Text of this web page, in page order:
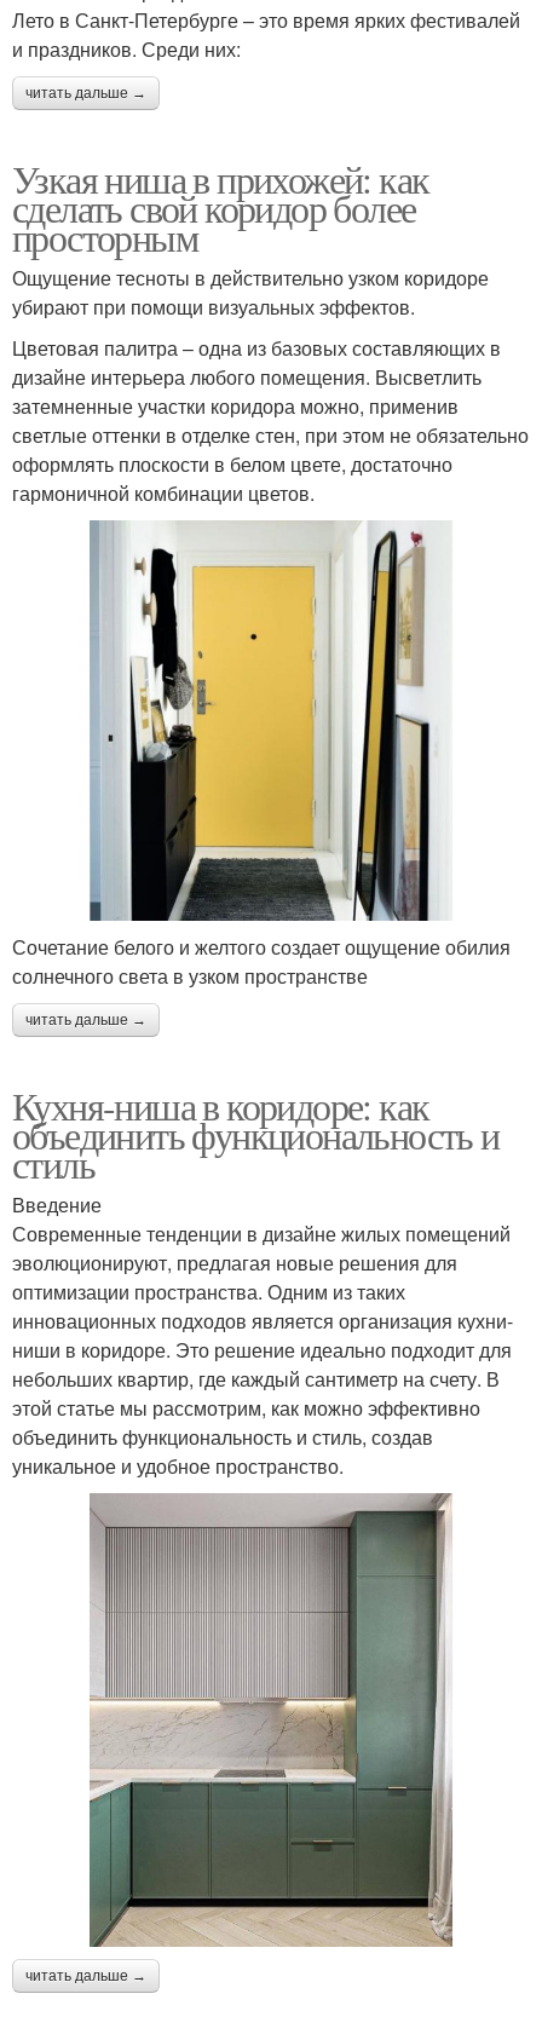
Лето в Санкт-Петербурге – это время ярких фестивалей
и праздников. Среди них:
читать дальше →
Узкая ниша в прихожей: как
сделать свой коридор более
просторным
Ощущение тесноты в действительно узком коридоре
убирают при помощи визуальных эффектов.
Цветовая палитра – одна из базовых составляющих в
дизайне интерьера любого помещения. Высветлить
затемненные участки коридора можно, применив
светлые оттенки в отделке стен, при этом не обязательно
оформлять плоскости в белом цвете, достаточно
гармоничной комбинации цветов.
Сочетание белого и желтого создает ощущение обилия
солнечного света в узком пространстве
читать дальше →
Кухня-ниша в коридоре: как
объединить функциональность и
стиль
Введение
Современные тенденции в дизайне жилых помещений
эволюционируют, предлагая новые решения для
оптимизации пространства. Одним из таких
инновационных подходов является организация кухни-
ниши в коридоре. Это решение идеально подходит для
небольших квартир, где каждый сантиметр на счету. В
этой статье мы рассмотрим, как можно эффективно
объединить функциональность и стиль, создав
уникальное и удобное пространство.
читать дальше →